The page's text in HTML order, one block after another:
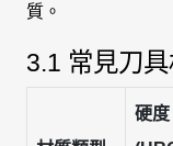
質。
3.1 常見刀
硬度